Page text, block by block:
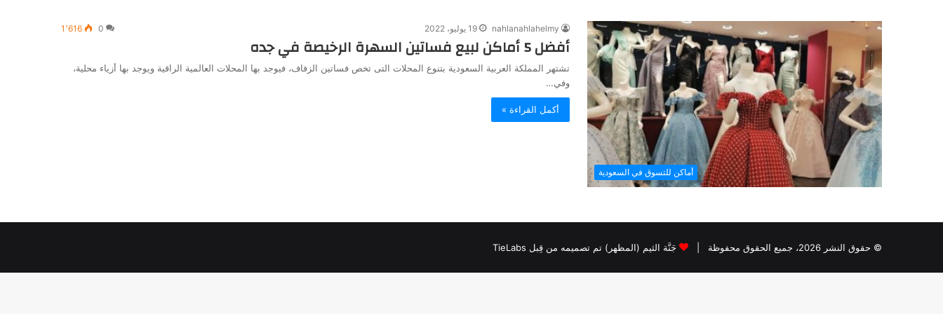
أماكن للتسوق في السعودية
nahlanahlahelmy 19 يوليو، 2022 0 1٬616
أفضل 5 أماكن لبيع فساتين السهرة الرخيصة في جده
تشتهر المملكة العربية السعودية بتنوع المحلات التى تخص فساتين الزفاف، فيوجد بها المحلات العالمية الراقية ويوجد بها أزياء محلية،
وفي…
أكمل القراءة »
© حقوق النشر 2026، جميع الحقوق محفوظة | جَنَّة الثيم (المظهر) تم تصميمه من قِبل TieLabs